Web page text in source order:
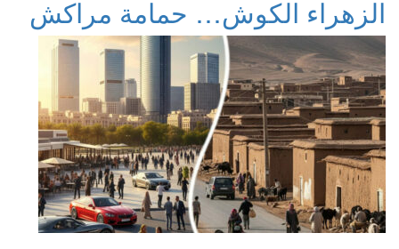
الزهراء الكوش… حمامة مراكش